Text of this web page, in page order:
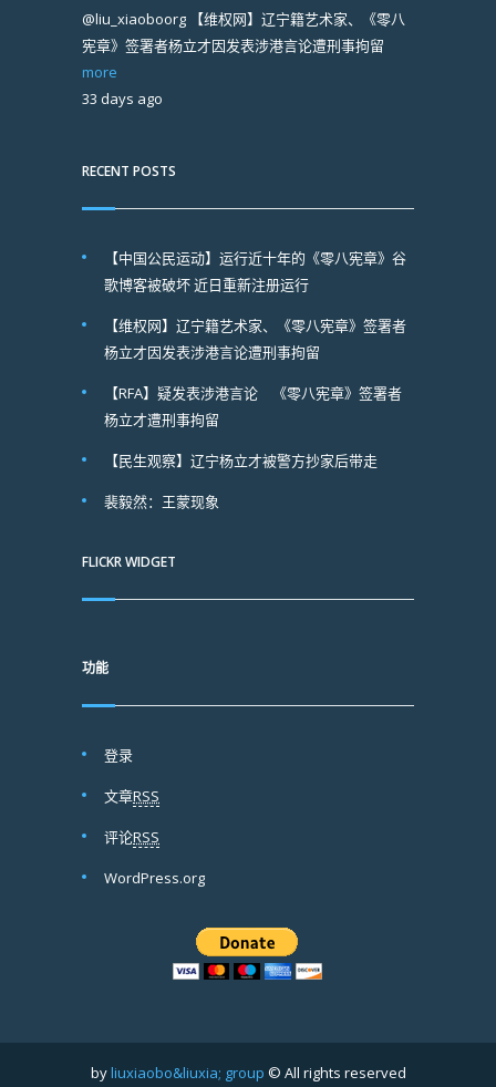
@liu_xiaoboorg 【维权网】辽宁籍艺术家、《零八
宪章》签署者杨立才因发表涉港言论遭刑事拘留
more
33 days ago
RECENT POSTS
【中国公民运动】运行近十年的《零八宪章》谷
歌博客被破坏 近日重新注册运行
【维权网】辽宁籍艺术家、《零八宪章》签署者
杨立才因发表涉港言论遭刑事拘留
【RFA】疑发表涉港言论 《零八宪章》签署者
杨立才遭刑事拘留
【民生观察】辽宁杨立才被警方抄家后带走
裴毅然：王蒙现象
FLICKR WIDGET
功能
登录
文章RSS
评论RSS
WordPress.org
byliuxiaobo&liuxia; group © All rights reserved